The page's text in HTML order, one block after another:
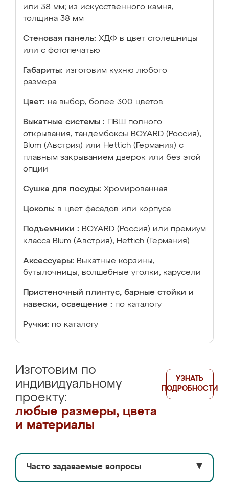
или 38 мм; из искусственного камня,
толщина 38 мм
Стеновая панель: ХДФ в цвет столешницы
или с фотопечатью
Габариты: изготовим кухню любого
размера
Цвет: на выбор, более 300 цветов
Выкатные системы :
ПВШ полного
открывания, тандембоксы BOYARD (Россия),
Blum (Австрия) или Hettich (Германия) с
плавным закрыванием дверок или без этой
опции
Сушка для посуды: Хромированная
Цоколь: в цвет фасадов или корпуса
Подъемники : BOYARD (Россия) или премиум
класса Blum (Австрия), Hettich (Германия)
Аксессуары: Выкатные корзины,
бутылочницы, волшебные уголки, карусели
Пристеночный плинтус, барные стойки и
навески, освещение : по каталогу
Ручки: по каталогу
Изготовим по
индивидуальному
проекту:
любые размеры, цвета
и материалы
УЗНАТЬ
ПОДРОБНОСТИ
Часто задаваемые вопросы ▼